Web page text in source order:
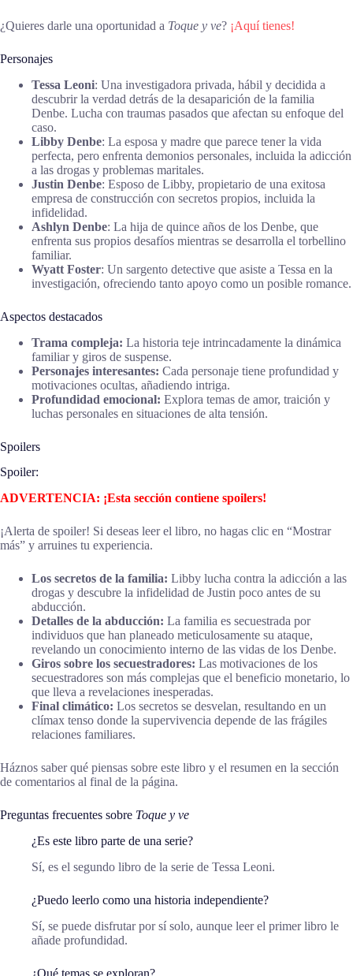
¿Quieres darle una oportunidad a Toque y ve? ¡Aquí tienes!
Personajes
Tessa Leoni: Una investigadora privada, hábil y decidida a
descubrir la verdad detrás de la desaparición de la familia
Denbe. Lucha con traumas pasados que afectan su enfoque del
caso.
Libby Denbe: La esposa y madre que parece tener la vida
perfecta, pero enfrenta demonios personales, incluida la adicción
a las drogas y problemas maritales.
Justin Denbe: Esposo de Libby, propietario de una exitosa
empresa de construcción con secretos propios, incluida la
infidelidad.
Ashlyn Denbe: La hija de quince años de los Denbe, que
enfrenta sus propios desafíos mientras se desarrolla el torbellino
familiar.
Wyatt Foster: Un sargento detective que asiste a Tessa en la
investigación, ofreciendo tanto apoyo como un posible romance.
Aspectos destacados
Trama compleja: La historia teje intrincadamente la dinámica
familiar y giros de suspense.
Personajes interesantes: Cada personaje tiene profundidad y
motivaciones ocultas, añadiendo intriga.
Profundidad emocional: Explora temas de amor, traición y
luchas personales en situaciones de alta tensión.
Spoilers
Spoiler:
ADVERTENCIA: ¡Esta sección contiene spoilers!
¡Alerta de spoiler! Si deseas leer el libro, no hagas clic en “Mostrar
más” y arruines tu experiencia.
Los secretos de la familia: Libby lucha contra la adicción a las
drogas y descubre la infidelidad de Justin poco antes de su
abducción.
Detalles de la abducción: La familia es secuestrada por
individuos que han planeado meticulosamente su ataque,
revelando un conocimiento interno de las vidas de los Denbe.
Giros sobre los secuestradores: Las motivaciones de los
secuestradores son más complejas que el beneficio monetario, lo
que lleva a revelaciones inesperadas.
Final climático: Los secretos se desvelan, resultando en un
clímax tenso donde la supervivencia depende de las frágiles
relaciones familiares.
Háznos saber qué piensas sobre este libro y el resumen en la sección
de comentarios al final de la página.
Preguntas frecuentes sobre Toque y ve
¿Es este libro parte de una serie?
Sí, es el segundo libro de la serie de Tessa Leoni.
¿Puedo leerlo como una historia independiente?
Sí, se puede disfrutar por sí solo, aunque leer el primer libro le
añade profundidad.
¿Qué temas se exploran?